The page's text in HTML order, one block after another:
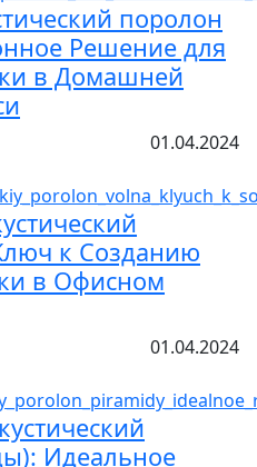
поролон
Решение для
в Домашней
01.04.2024
к Созданию
в Офисном
01.04.2024
Идеальное